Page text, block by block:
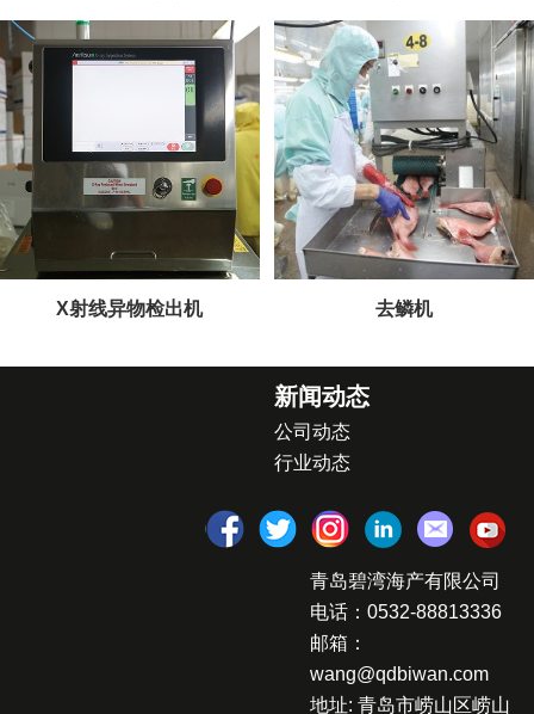
X射线异物检出机 去鳞机
新闻动态
公司动态
行业动态
青岛碧湾海产有限公司
电话：0532-88813336
邮箱：
wang@qdbiwan.com
地址: 青岛市崂山区崂山